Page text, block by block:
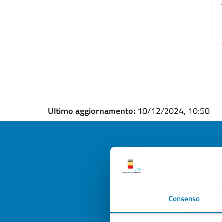
Consenso
Ultimo aggiornamento: 18/12/2024, 10:58
Valuta